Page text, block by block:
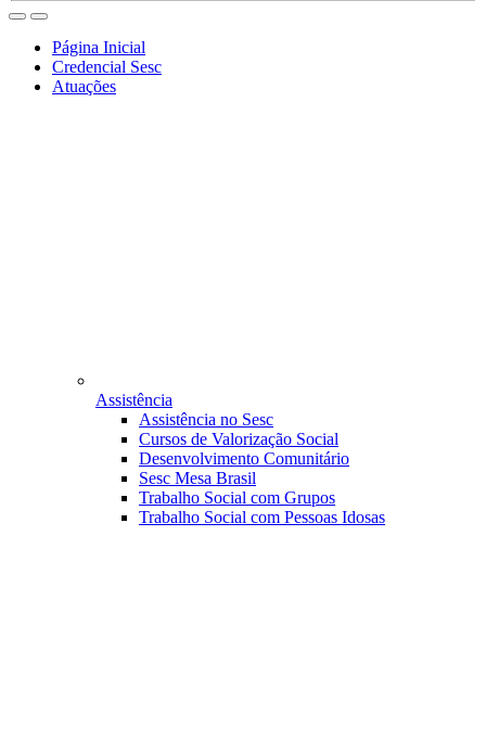
Página Inicial
Credencial Sesc
Atuações
Assistência
Assistência no Sesc
Cursos de Valorização Social
Desenvolvimento Comunitário
Sesc Mesa Brasil
Trabalho Social com Grupos
Trabalho Social com Pessoas Idosas